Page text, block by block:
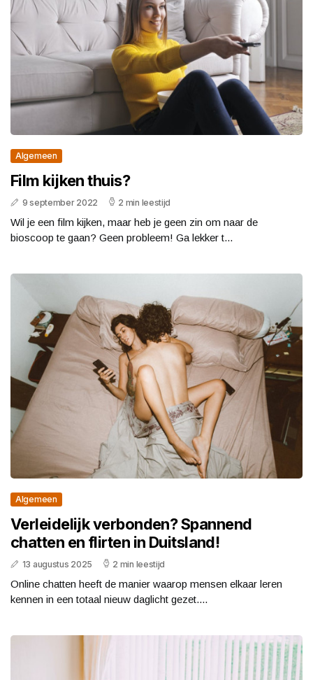
Algemeen
Film kijken thuis?
9 september 2022 2 min leestijd
Wil je een film kijken, maar heb je geen zin om naar de
bioscoop te gaan? Geen probleem! Ga lekker t...
Algemeen
Verleidelijk verbonden? Spannend
chatten en flirten in Duitsland!
13 augustus 2025 2 min leestijd
Online chatten heeft de manier waarop mensen elkaar leren
kennen in een totaal nieuw daglicht gezet....